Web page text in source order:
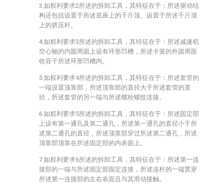
3.如权利要求2所述的拆卸工具，其特征在于：所述驱动结
构还包括设置于所述底座上的千斤顶、设置于所述千斤顶
上的挤压杆。
4.如权利要求3所述的拆卸工具，其特征在于：所述减速机
空心轴的内圆周面上设有环形凹槽，所述卡簧的外圆周面
收容于所述环形凹槽内。
5.如权利要求4所述的拆卸工具，其特征在于：所述套管的
一端设置顶靠部，所述顶靠部的直径大于所述套管的直
径，所述套管的另一端与所述螺栓螺纹连接。
6.如权利要求5所述的拆卸工具，其特征在于：所述固定部
上设有第一通孔及第二通孔，所述第一通孔的直径小于所
述第二通孔的直径，所述顶靠部穿过所述第二通孔，所述
顶靠部顶靠在所述固定部的内表面上。
7.如权利要求6所述的拆卸工具，其特征在于：所述第一连
接部的一端与所述固定部固定连接，所述连杆的一端贯穿
所述第一连接部的左右表面且与其滑动接触。